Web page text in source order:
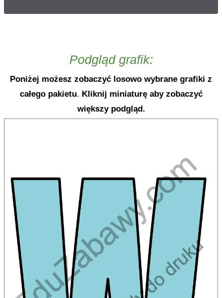
Podgląd grafik:
Poniżej możesz zobaczyć losowo wybrane grafiki z
całego pakietu. Kliknij miniaturę aby zobaczyć
większy podgląd.